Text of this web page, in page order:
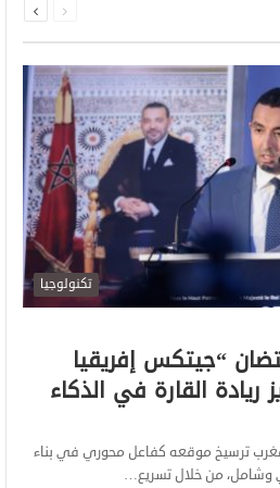
الصفحةالصفحة
تكنولوجيا
“جيتكس إفريقيا
لتعزيز ريادة القارة في الذكاء
ترسيخ موقعه كفاعل محوري في بناء
وشامل، من خلال تسريع…